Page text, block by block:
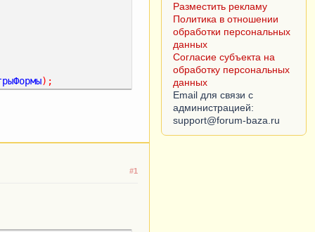
);
#1
Разместить рекламу
Политика в отношении
обработки персональных
данных
Согласие субъекта на
обработку персональных
данных
Email для связи с
администрацией: